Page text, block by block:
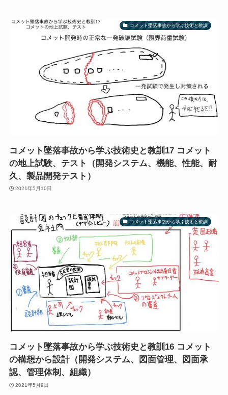
コメット墜落事故から学ぶ技術と教訓
コメット墜落事故から学ぶ技術史と教訓17 コメット
の地上試験、テスト（開発システム、機能、性能、耐
久、製品開発テスト）
2021年5月10日
コメット墜落事故から学ぶ技術と教訓
コメット墜落事故から学ぶ技術史と教訓16 コメット
の構想から設計（開発システム、図面管理、図面承
認、管理体制、組織）
2021年5月9日